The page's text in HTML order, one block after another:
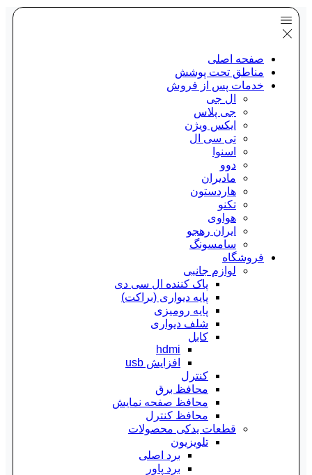
صفحه اصلی
مناطق تحت پوشش
خدمات پس از فروش
ال جی
جی پلاس
ایکس ویژن
تی سی ال
اسنوا
دوو
مادیران
هاردستون
تکنو
هواوی
ایران رهجو
سامسونگ
فروشگاه
لوازم جانبی
پاک کننده ال سی دی
پایه دیواری (براکت)
پایه رومیزی
شلف دیواری
کابل
hdmi
افزایش usb
کنترل
محافظ برق
محافظ صفحه نمایش
محافظ کنترل
قطعات یدکی محصولات
تلویزیون
برد اصلی
برد پاور